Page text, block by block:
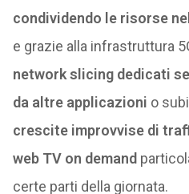
condividendo le risorse
e grazie alla infrastruttura
network slicing dedicati
da altre applicazioni o
crescite improvvise di
web TV on demand
certe parti della giornata.